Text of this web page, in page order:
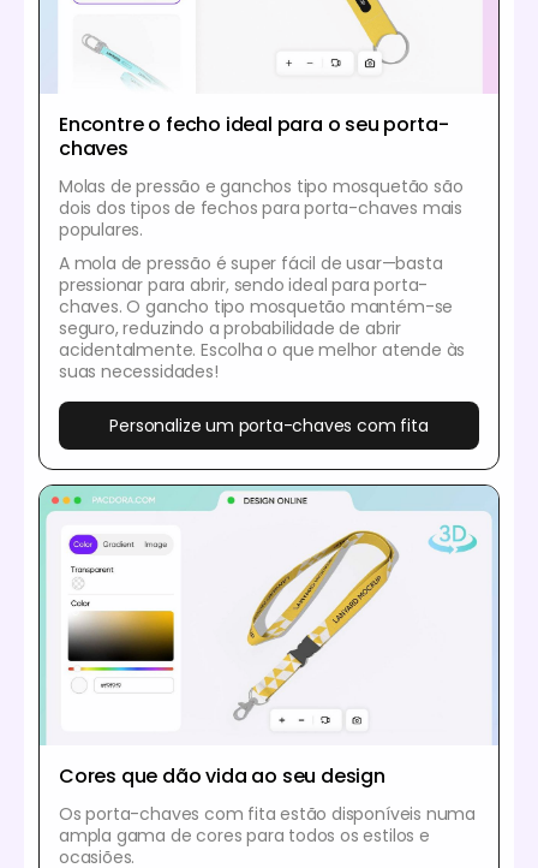
Encontre o fecho ideal para o seu porta-
chaves
Molas de pressão e ganchos tipo mosquetão são
dois dos tipos de fechos para porta-chaves mais
populares.
A mola de pressão é super fácil de usar—basta
pressionar para abrir, sendo ideal para porta-
chaves. O gancho tipo mosquetão mantém-se
seguro, reduzindo a probabilidade de abrir
acidentalmente. Escolha o que melhor atende às
suas necessidades!
Personalize um porta-chaves com fita
Cores que dão vida ao seu design
Os porta-chaves com fita estão disponíveis numa
ampla gama de cores para todos os estilos e
ocasiões.